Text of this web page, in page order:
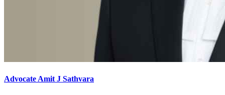
Advocate Amit J Sathvara